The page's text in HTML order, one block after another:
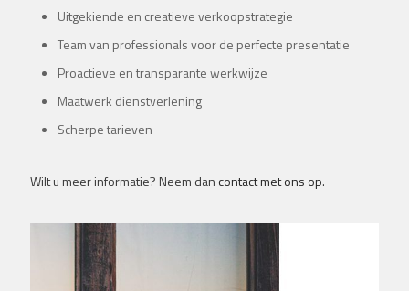
Uitgekiende en creatieve verkoopstrategie
Team van professionals voor de perfecte presentatie
Proactieve en transparante werkwijze
Maatwerk dienstverlening
Scherpe tarieven
Wilt u meer informatie? Neem dancontact met ons op.